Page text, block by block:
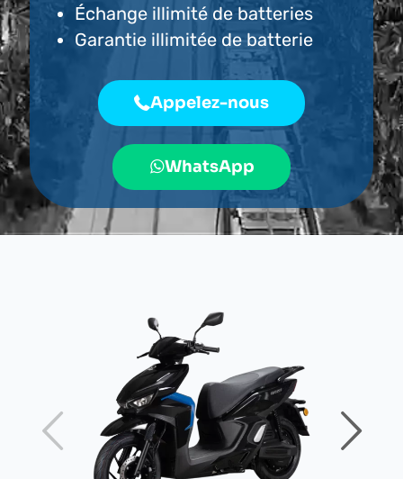
Échange illimité de batteries
Garantie illimitée de batterie
Appelez-nous
WhatsApp